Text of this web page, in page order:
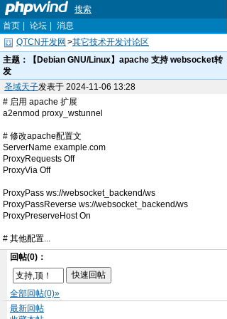
搜索
首页
论坛
消息
QTCN开发网 >其它技术开发讨论区
主题：
【Debian GNU/Linux】apache 支持 websocket转
发
圣域天子发表于 2024-11-06 13:28
# 启用 apache 扩展
a2enmod proxy_wstunnel
# 修改apache配置文
ServerName example.com
ProxyRequests Off
ProxyVia Off
ProxyPass ws://websocket_backend/ws
ProxyPassReverse ws://websocket_backend/ws
ProxyPreserveHost On
# 其他配置...
回帖(0)：
全部回帖(0)»
最新回帖